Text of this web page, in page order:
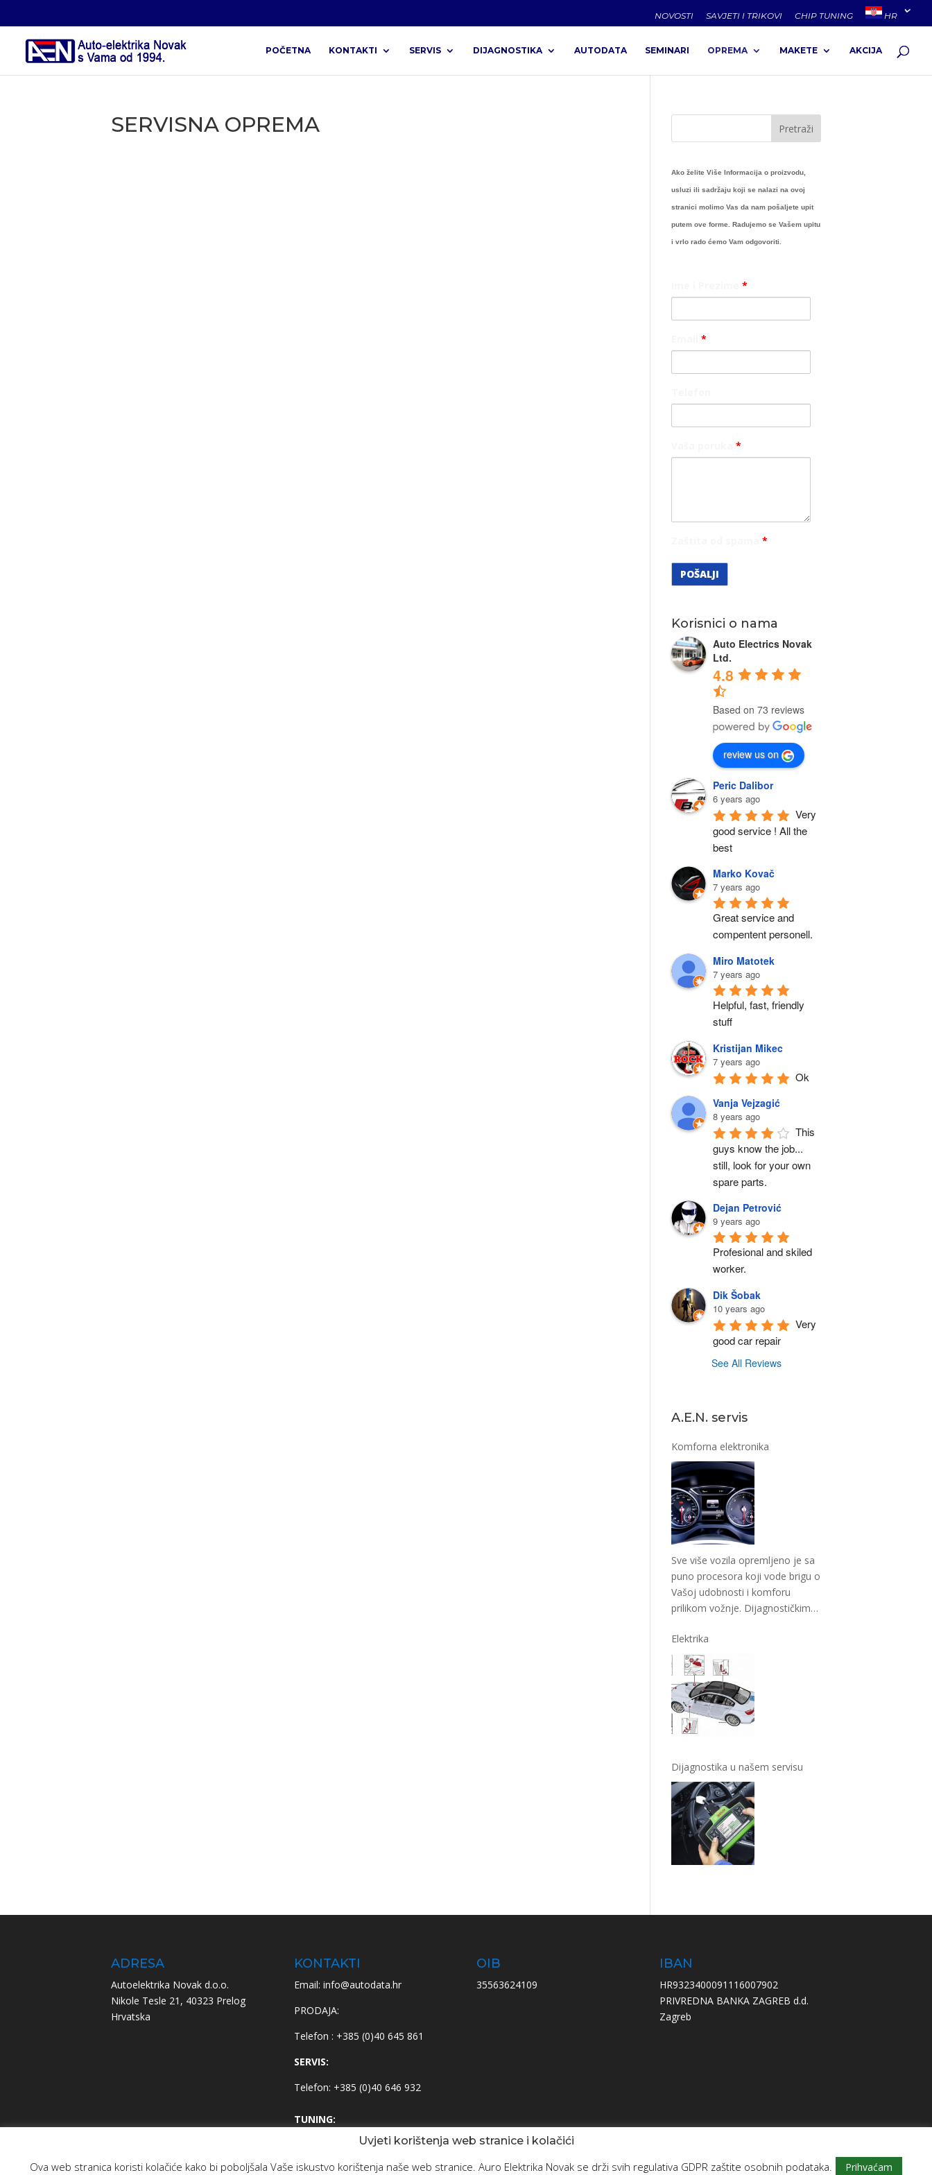
NOVOSTI SAVJETI I TRIKOVI CHIP TUNING HR
POČETNA KONTAKTI SERVIS DIJAGNOSTIKA AUTODATA SEMINARI OPREMA MAKETE AKCIJA
SERVISNA OPREMA
Ako želite Više Informacija o proizvodu,
usluzi ili sadržaju koji se nalazi na ovoj
stranici molimo Vas da nam pošaljete upit
putem ove forme. Radujemo se Vašem upitu
i vrlo rado ćemo Vam odgovoriti.
Ime i Prezime*
Email*
Vaša poruka*
Zaštita od spama*
Korisnici o nama
Auto Electrics Novak
Ltd.
4.8
Based on 73 reviews
review us on
Peric Dalibor
6 years ago
Very
good service ! All the
best
Marko Kovač
7 years ago
Great service and
compentent personell.
Miro Matotek
7 years ago
Helpful, fast, friendly
stuff
Kristijan Mikec
7 years ago
Ok
Vanja Vejzagić
8 years ago
This
guys know the job...
still, look for your own
spare parts.
Dejan Petrović
9 years ago
Profesional and skiled
worker.
Dik Šobak
10 years ago
Very
good car repair
See All Reviews
A.E.N. servis
Komforna elektronika
Sve više vozila opremljeno je sa
puno procesora koji vode brigu o
Vašoj udobnosti i komforu
prilikom vožnje. Dijagnostičkim
Elektrika
Dijagnostika u našem servisu
ADRESA
Autoelektrika Novak d.o.o.
Nikole Tesle 21, 40323 Prelog
Hrvatska
KONTAKTI
Email: info@autodata.hr
PRODAJA:
Telefon : +385 (0)40 645 861
SERVIS:
Telefon: +385 (0)40 646 932
TUNING:
Telefon : +385 (0)95 659 8949
OIB
35563624109
IBAN
HR9323400091116007902
PRIVREDNA BANKA ZAGREB d.d.
Zagreb
Uvjeti korištenja web stranice i kolačići
Ova web stranica koristi kolačiće kako bi poboljšala Vaše iskustvo korištenja naše web stranice. Auro Elektrika Novak se drži svih regulativa GDPR zaštite osobnih podataka. Prihvaćam